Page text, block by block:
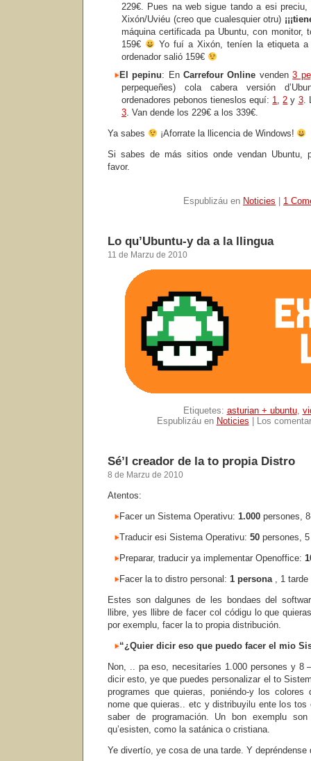
229€. Pues na web sigue tando a esi
Xixón/Uviéu (creo que cualesquier otru)
máquina certificada pa Ubuntu, con monitor,
159€
Yo fuí a Xixón, teníen la etiqueta a
ordenador salió 159€
El pepinu: EnCarrefour Online venden3
perpequeñes) cola cabera versión
ordenadores pebonos tieneslos equí: 1 2 y 3.
3 . Van dende los 229€ a los 339€.
Ya sabes
¡Aforrate la llicencia de Windows!
Si sabes de más sitios onde vendan Ubuntu,
favor.
Espublizáu en Noticies 1
Lo qu’Ubuntu-y da a la llingua
11 de Marzu de 2010
Etiquetes: asturian + ubuntu,
Espublizáu en Noticies Los
Sé’l creador de la to propia Distro
8 de Marzu de 2010
Atentos:
Facer un Sistema Operativu: 1.000 persones,
Traducir esi Sistema Operativu: 50 persones,
Preparar, traducir ya implementar Openoffice:
Facer la to distro personal: 1 persona , 1
Estes son dalgunes de les bondaes del
llibre, yes llibre de facer col códigu lo que
por exemplu, facer la to propia distribución.
“¿Quier dicir eso que puedo facer el mio
Non, .. pa eso, necesitaríes 1.000 persones y 8
dicir esto, ye que puedes personalizar el to
programes que quieras, poniéndo-y los
nome que quieras.. etc y distribuyilu ente los
saber de programación. Un bon exemplu
qu’esisten, como la satánica o cristiana.
Ye divertío, ye cosa de una tarde. Y depréndense